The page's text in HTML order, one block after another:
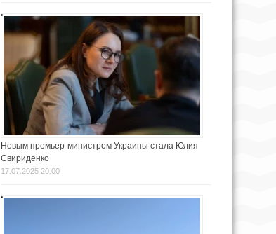
Новым премьер-министром Украины стала Юлия
Свириденко
17.07.2025 20:00